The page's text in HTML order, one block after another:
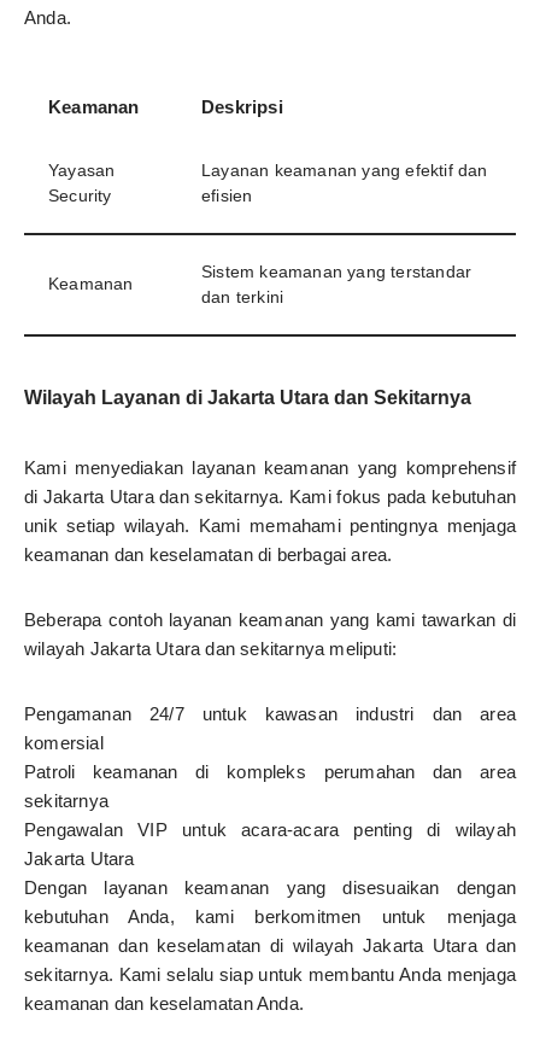
Anda.
Keamanan Deskripsi
Yayasan
Security
Layanan keamanan yang efektif dan
efisien
Keamanan
Sistem keamanan yang terstandar
dan terkini
Wilayah Layanan di Jakarta Utara dan Sekitarnya
Kami menyediakan layanan keamanan yang komprehensif
di Jakarta Utara dan sekitarnya. Kami fokus pada kebutuhan
unik setiap wilayah. Kami memahami pentingnya menjaga
keamanan dan keselamatan di berbagai area.
Beberapa contoh layanan keamanan yang kami tawarkan di
wilayah Jakarta Utara dan sekitarnya meliputi:
Pengamanan 24/7 untuk kawasan industri dan area
komersial
Patroli keamanan di kompleks perumahan dan area
sekitarnya
Pengawalan VIP untuk acara-acara penting di wilayah
Jakarta Utara
Dengan layanan keamanan yang disesuaikan dengan
kebutuhan Anda, kami berkomitmen untuk menjaga
keamanan dan keselamatan di wilayah Jakarta Utara dan
sekitarnya. Kami selalu siap untuk membantu Anda menjaga
keamanan dan keselamatan Anda.